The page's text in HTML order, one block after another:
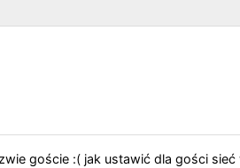
goście :( jak ustawić dla gości sieć